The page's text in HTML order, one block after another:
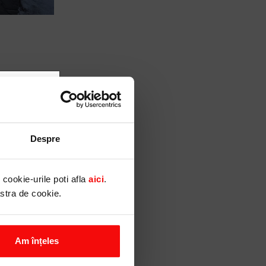
Despre
urile poti afla aici.
de cookie.
Am înțeles
sai) si
la